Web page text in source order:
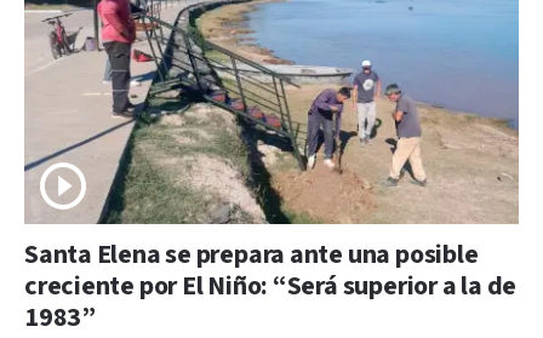
Santa Elena se prepara ante una posible
creciente por El Niño: “Será superior a la de
1983”